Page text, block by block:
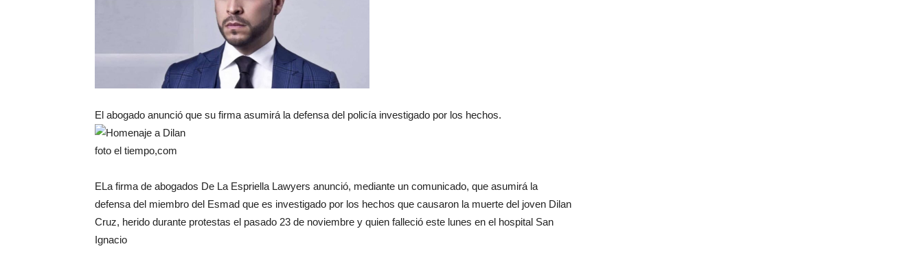
El abogado anunció que su firma asumirá la defensa del policía investigado por los hechos.
foto el tiempo,com
ELa firma de abogados De La Espriella Lawyers anunció, mediante un comunicado, que asumirá la
defensa del miembro del Esmad que es investigado por los hechos que causaron la muerte del joven Dilan
Cruz, herido durante protestas el pasado 23 de noviembre y quien falleció este lunes en el hospital San
Ignacio